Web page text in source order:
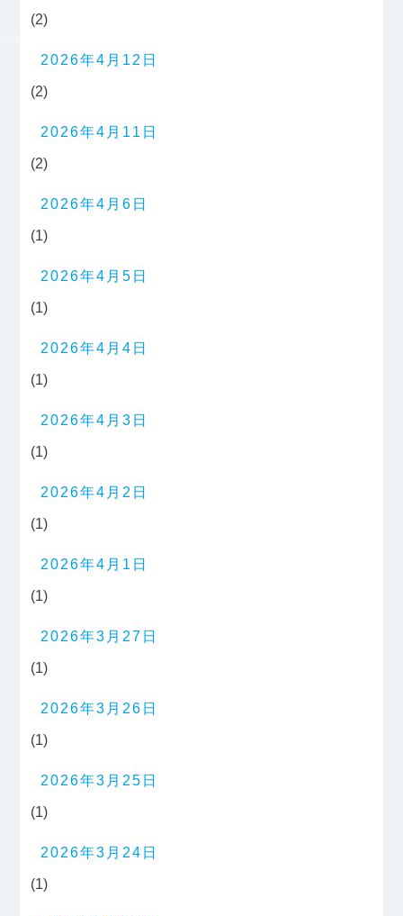
(2)
2026年4月12日
(2)
2026年4月11日
(2)
2026年4月6日
(1)
2026年4月5日
(1)
2026年4月4日
(1)
2026年4月3日
(1)
2026年4月2日
(1)
2026年4月1日
(1)
2026年3月27日
(1)
2026年3月26日
(1)
2026年3月25日
(1)
2026年3月24日
(1)